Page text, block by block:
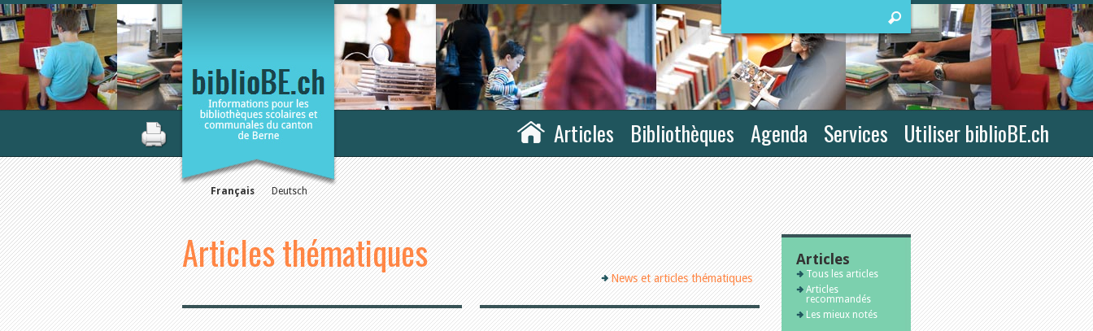
Français Deutsch
Articles Bibliothèques Agenda Services Utiliser biblioBE.ch
Articles thématiques
News et articles thématiques
Articles
Tous les articles
Articles
recommandés
Les mieux notés